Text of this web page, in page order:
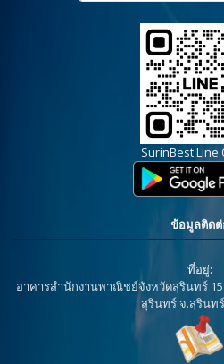
SurinBest Line
ข้อมูลติด
ที่อยู่:
อาคารสำนักงานพาณิชย์จังหวัดสุรินทร์ 15
สุรินทร์ จ.สุรินท